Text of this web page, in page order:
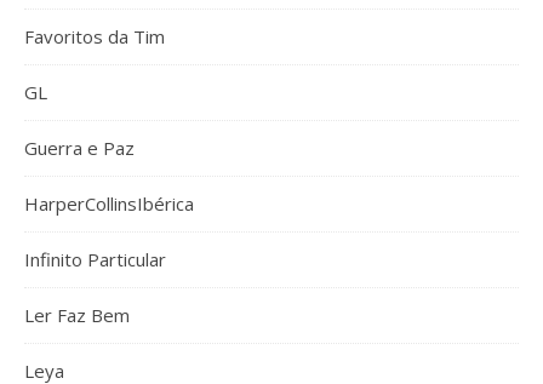
Favoritos da Tim
GL
Guerra e Paz
HarperCollinsIbérica
Infinito Particular
Ler Faz Bem
Leya